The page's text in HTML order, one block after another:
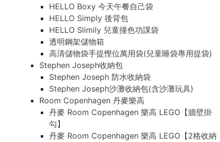
HELLO Boxy 今天午餐自己袋
HELLO Simply 後背包
HELLO Slimily 兒童撞色功課袋
透明鋼架儲物箱
高清儲物袋手提慳位萬用袋(兒童睡袋專用提袋)
Stephen Joseph收納包
Stephen Joseph 防水收納袋
Stephen Joseph沙灘收納包(含沙灘玩具)
Room Copenhagen 丹麥樂高
丹麥 Room Copenhagen 樂高 LEGO【牆壁掛
勾】
丹麥 Room Copenhagen 樂高 LEGO【2格收納